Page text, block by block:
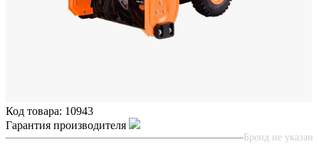
Код товара: 10943
Гарантия производителя
Бренд не указан